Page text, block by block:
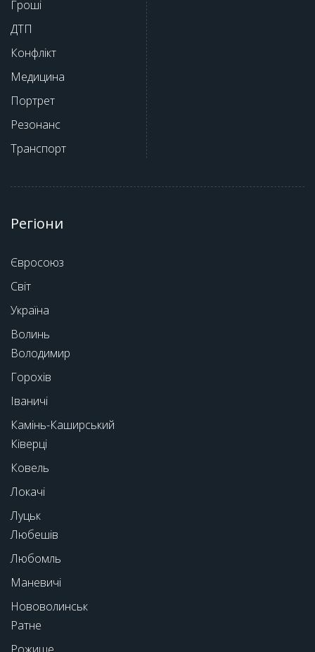
Гроші
ДТП
Конфлікт
Медицина
Портрет
Резонанс
Транспорт
Регіони
Євросоюз
Світ
Україна
Волинь
Володимир
Горохів
Іваничі
Камінь-Каширський
Ківерці
Ковель
Локачі
Луцьк
Любешів
Любомль
Маневичі
Нововолинськ
Ратне